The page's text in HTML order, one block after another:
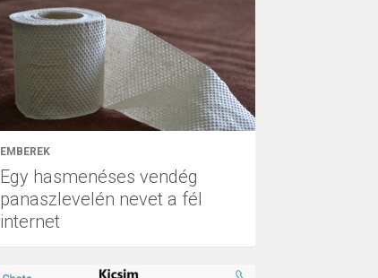
EMBEREK
Egy hasmenéses vendég
panaszlevelén nevet a fél
internet